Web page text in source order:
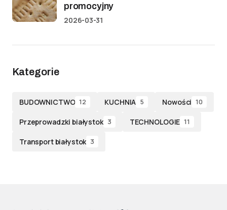
promocyjny
2026-03-31
Kategorie
BUDOWNICTWO 12 KUCHNIA 5 Nowości 10
Przeprowadzki białystok 3 TECHNOLOGIE 11
Transport białystok 3